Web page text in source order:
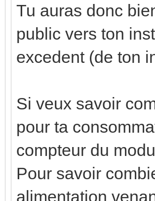
Tu auras donc
public vers ton
excedent (de ton
Si veux savoir
pour ta
compteur du
Pour savoir
alimentation